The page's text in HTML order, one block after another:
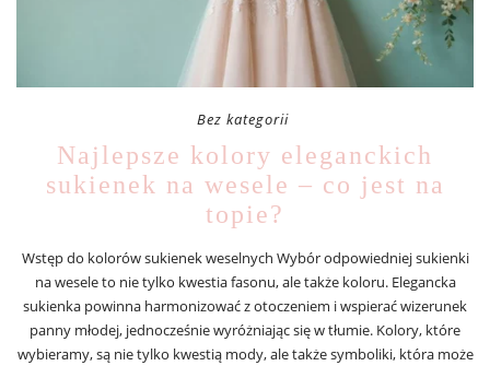
Bez kategorii
Najlepsze kolory eleganckich
sukienek na wesele – co jest na
topie?
Wstęp do kolorów sukienek weselnych Wybór odpowiedniej sukienki
na wesele to nie tylko kwestia fasonu, ale także koloru. Elegancka
sukienka powinna harmonizować z otoczeniem i wspierać wizerunek
panny młodej, jednocześnie wyróżniając się w tłumie. Kolory, które
wybieramy, są nie tylko kwestią mody, ale także symboliki, która może